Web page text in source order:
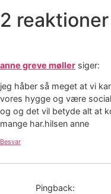
2 reaktioner
anne greve møller siger:
jeg håber så meget at vi
vores hygge og være
og og det vil betyde alt at
mange har.hilsen anne
Besvar
Pingback: